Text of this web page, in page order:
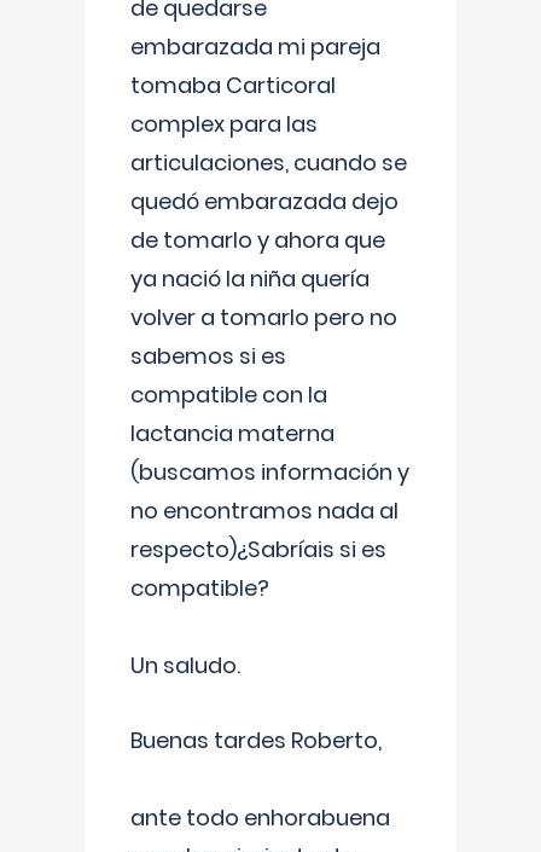
de quedarse
embarazada mi pareja
tomaba Carticoral
complex para las
articulaciones, cuando se
quedó embarazada dejo
de tomarlo y ahora que
ya nació la niña quería
volver a tomarlo pero no
sabemos si es
compatible con la
lactancia materna
(buscamos información y
no encontramos nada al
respecto)¿Sabríais si es
compatible?
Un saludo.
Buenas tardes Roberto,
ante todo enhorabuena